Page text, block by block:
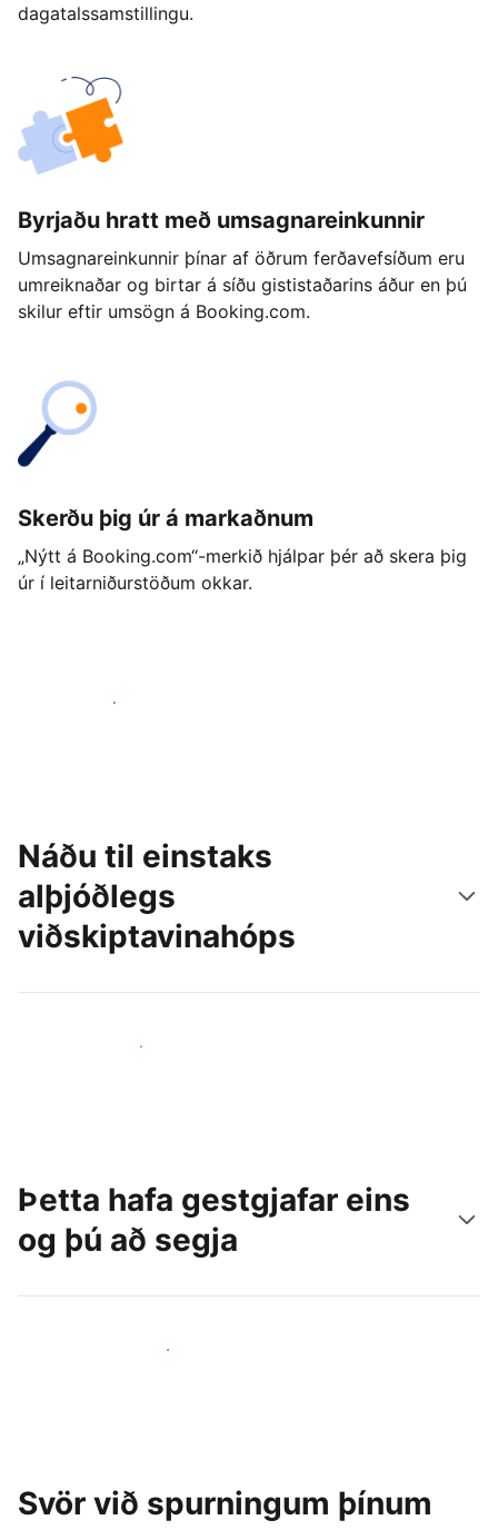
dagatalssamstillingu.
Byrjaðu hratt með umsagnareinkunnir
Umsagnareinkunnir þínar af öðrum ferðavefsíðum eru
umreiknaðar og birtar á síðu gististaðarins áður en þú
skilur eftir umsögn á Booking.com.
Skerðu þig úr á markaðnum
„Nýtt á Booking.com“-merkið hjálpar þér að skera þig
úr í leitarniðurstöðum okkar.
Byrjaðu strax í dag
Náðu til einstaks
alþjóðlegs
viðskiptavinahóps
Náðu til nýrra gesta í dag
Þetta hafa gestgjafar eins
og þú að segja
Ganga til liðs við aðra gestgjafa
Svör við spurningum þínum